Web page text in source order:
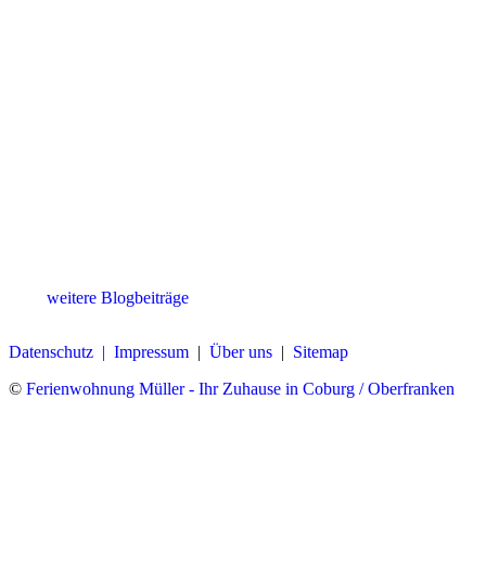
weitere Blogbeiträge
Datenschutz | Impressum | Über uns | Sitemap
© Ferienwohnung Müller - Ihr Zuhause in Coburg / Oberfranken